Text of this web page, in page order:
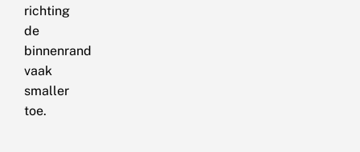
richting
de
binnenrand
vaak
smaller
toe.